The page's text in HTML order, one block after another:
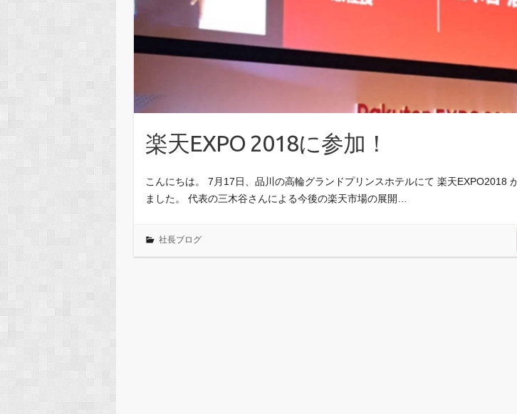
楽天EXPO 2018に参加！
こんにちは。 7月17日、品川の高輪グランドプリンスホテルにて 楽天EXPO2018
ました。 代表の三木谷さんによる今後の楽天市場の展開…
社長ブログ